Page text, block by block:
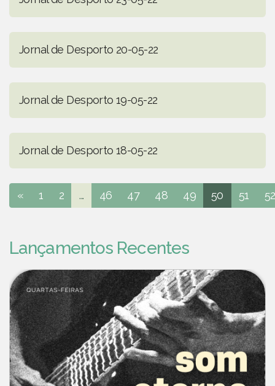
Jornal de Desporto 20-05-22
Jornal de Desporto 19-05-22
Jornal de Desporto 18-05-22
« 1 2 ... 46 47 48 49 50 51 52
Lançamentos Recentes